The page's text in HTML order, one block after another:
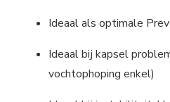
Ideaal als optimale
Ideaal bij kapsel
vochtophoping enkel)